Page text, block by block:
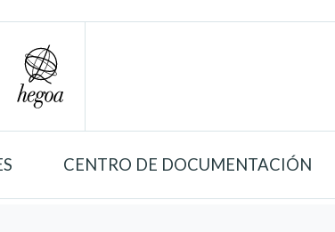
CENTRO DE DOCUMENTACIÓN